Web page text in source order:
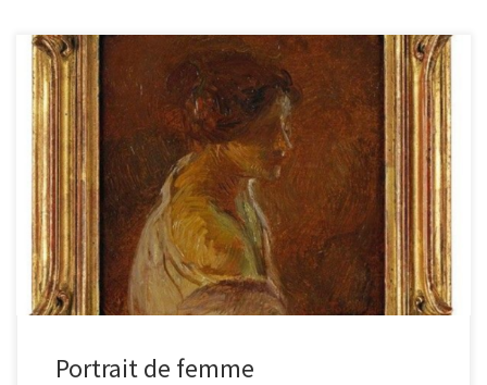
Portait de femme Huile sur panneau, signée en bas à droite H. 15
cm – L. 15 cm Quelle grâce […]
Portrait de femme